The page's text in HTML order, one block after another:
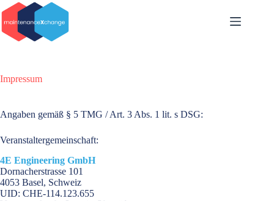
Skip
to
content
Impressum
Angaben gemäß § 5 TMG / Art. 3 Abs. 1 lit. s DSG:
Veranstaltergemeinschaft:
4E Engineering GmbH
Dornacherstrasse 101
4053 Basel, Schweiz
UID: CHE-114.123.655